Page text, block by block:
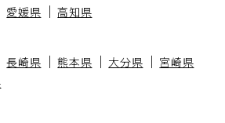
愛媛県 高知県
長崎県 熊本県 大分県
宮崎県